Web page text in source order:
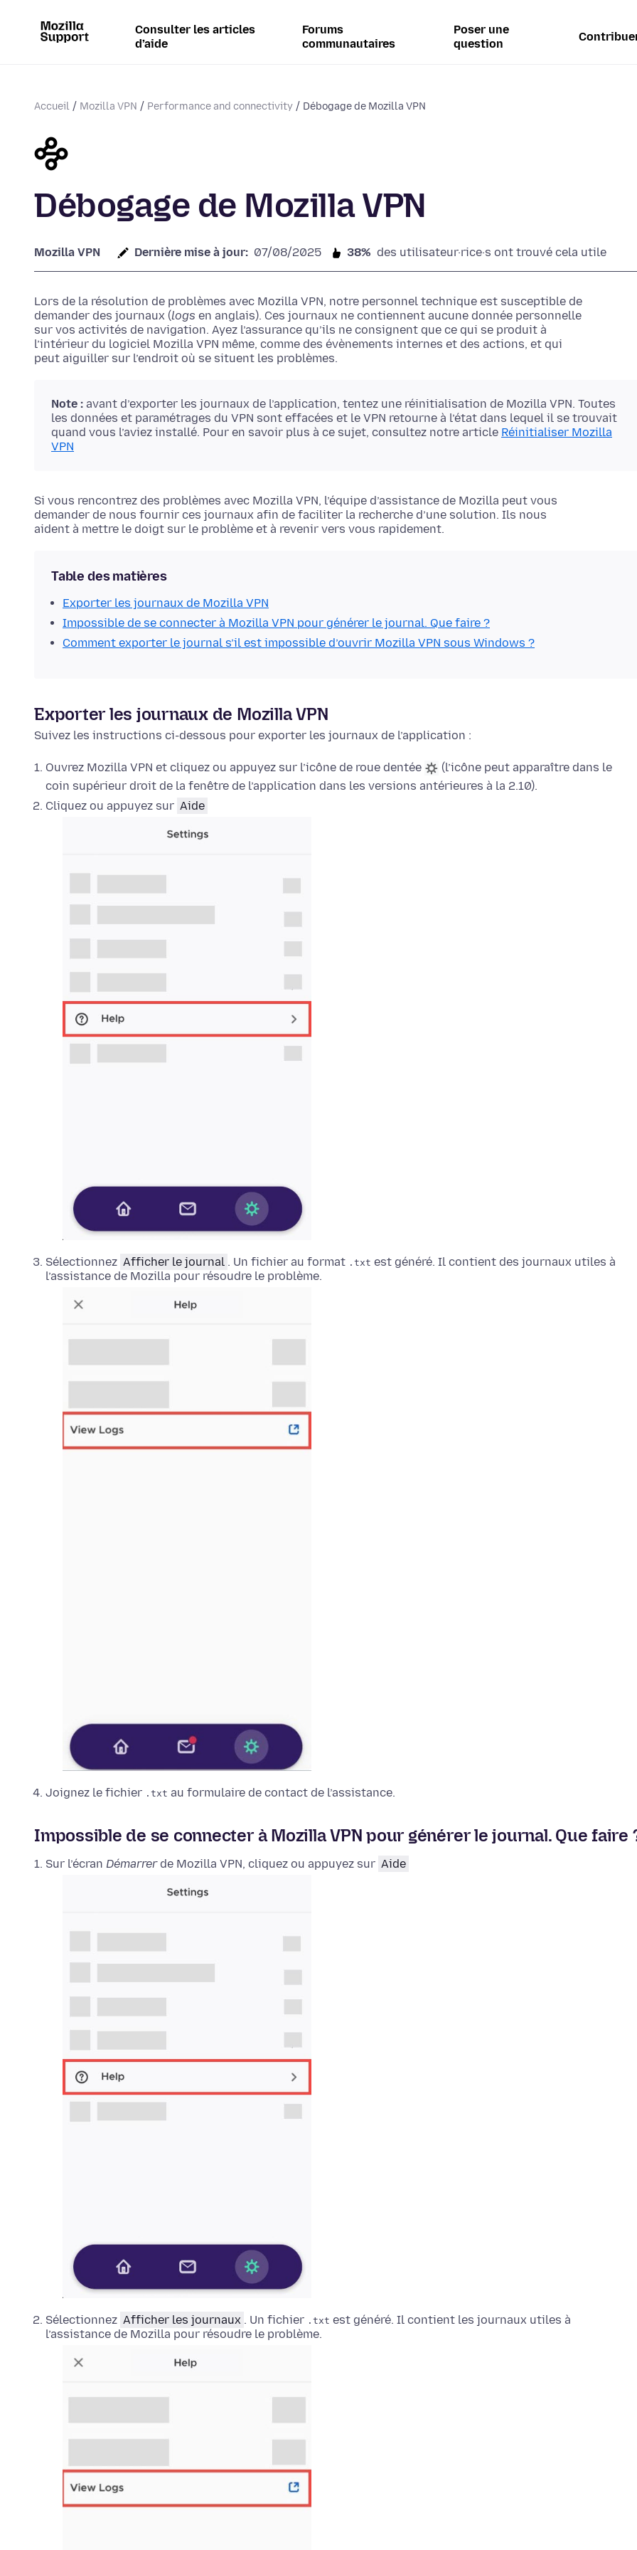
Consulter les articles
d’aide
Forums
communautaires
Poser une
question
Accueil Mozilla VPN Performance and connectivity Débogage de Mozilla VPN
Débogage de Mozilla VPN
Mozilla VPN Dernière mise à jour: 07/08/2025 38% des utilisateur·rice·s ont trouvé cela utile
Lors de la résolution de problèmes avec Mozilla VPN, notre personnel technique est susceptible de
demander des journaux (logs en anglais). Ces journaux ne contiennent aucune donnée personnelle
sur vos activités de navigation. Ayez l’assurance qu’ils ne consignent que ce qui se produit à
l’intérieur du logiciel Mozilla VPN même, comme des évènements internes et des actions, et qui
peut aiguiller sur l’endroit où se situent les problèmes.
Note : avant d’exporter les journaux de l’application, tentez une réinitialisation de Mozilla VPN. Toutes
les données et paramétrages du VPN sont effacées et le VPN retourne à l’état dans lequel il se trouvait
quand vous l’aviez installé. Pour en savoir plus à ce sujet, consultez notre article Réinitialiser Mozilla
VPN
Si vous rencontrez des problèmes avec Mozilla VPN, l’équipe d’assistance de Mozilla peut vous
demander de nous fournir ces journaux afin de faciliter la recherche d’une solution. Ils nous
aident à mettre le doigt sur le problème et à revenir vers vous rapidement.
Table des matières
Exporter les journaux de Mozilla VPN
Impossible de se connecter à Mozilla VPN pour générer le journal. Que faire ?
Comment exporter le journal s’il est impossible d’ouvrir Mozilla VPN sous Windows ?
Exporter les journaux de Mozilla VPN
Suivez les instructions ci-dessous pour exporter les journaux de l’application :
Ouvrez Mozilla VPN et cliquez ou appuyez sur l’icône de roue dentée
(l’icône peut apparaître dans le
coin supérieur droit de la fenêtre de l’application dans les versions antérieures à la 2.10).
Cliquez ou appuyez sur Aide
Sélectionnez Afficher le journal . Un fichier au format .txt est généré. Il contient des journaux utiles à
l’assistance de Mozilla pour résoudre le problème.
Joignez le fichier .txt au formulaire de contact de l’assistance.
Impossible de se connecter à Mozilla VPN pour générer le journal. Que faire
Sur l’écran Démarrerde Mozilla VPN, cliquez ou appuyez sur Aide
Sélectionnez Afficher les journaux . Un fichier .txt est généré. Il contient les journaux utiles à
l’assistance de Mozilla pour résoudre le problème.